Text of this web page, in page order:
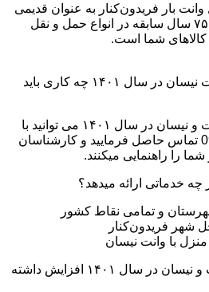
بار فریدون‌کنار به عنوان قدیمی
ترین باربری ایران با بیش از ۷۵ سال سابقه در انواع حمل و نقل
کالاهای شما است.
برای اطلاع از نرخ کرایه وانت نیسان در سال ۱۴۰۱ چه کاری باید
برای اطلاع از نرخ کرایه وانت و نیسان در سال ۱۴۰۱ می توانید با
شماره تماس 09051803289 تماس حاصل فرمایید و کارشناسان
را راهنمایی میکنند.
خدماتی ارائه میدهد؟
و تمامی نقاط کشور
شهر فریدون‌کنار
با وانت نیسان
آیا نرخ حمل بار و کرایه وانت و نیسان در سال ۱۴۰۱ افزایش داشته